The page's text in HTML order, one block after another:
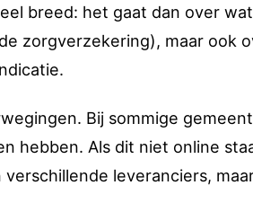
breed: het gaat dan over
zorgverzekering), maar ook
Bij sommige
hebben. Als dit niet online
leveranciers,